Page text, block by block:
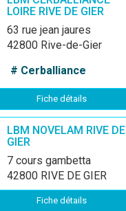
LOIRE RIVE DE GIER
63 rue jean jaures
42800 Rive-de-Gier
# Cerballiance
Fiche détails
LBM NOVELAM RIVE DE
GIER
7 cours gambetta
42800 RIVE DE GIER
Fiche détails